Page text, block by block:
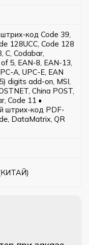
код Code 39,
128UCC, Code 128
C, Codabar,
5, EAN-8, EAN-13,
A, UPC-E, EAN
digits add-on, MSI,
China POST,
Code 11 •
штрих-код PDF-
DataMatrix, QR